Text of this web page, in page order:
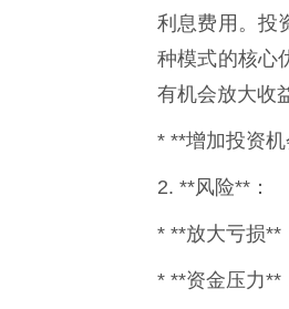
利息费用。投
种模式的核心
有机会放大收
* **增加投资
2. **风险**：
* **放大亏损**
* **资金压力**